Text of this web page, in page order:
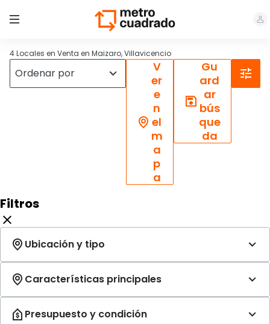
4 Locales en Venta en Maizaro, Villavicencio
V
er
e
n
el
m
a
p
a
Gu
ard
ar
bús
que
da
Filtros